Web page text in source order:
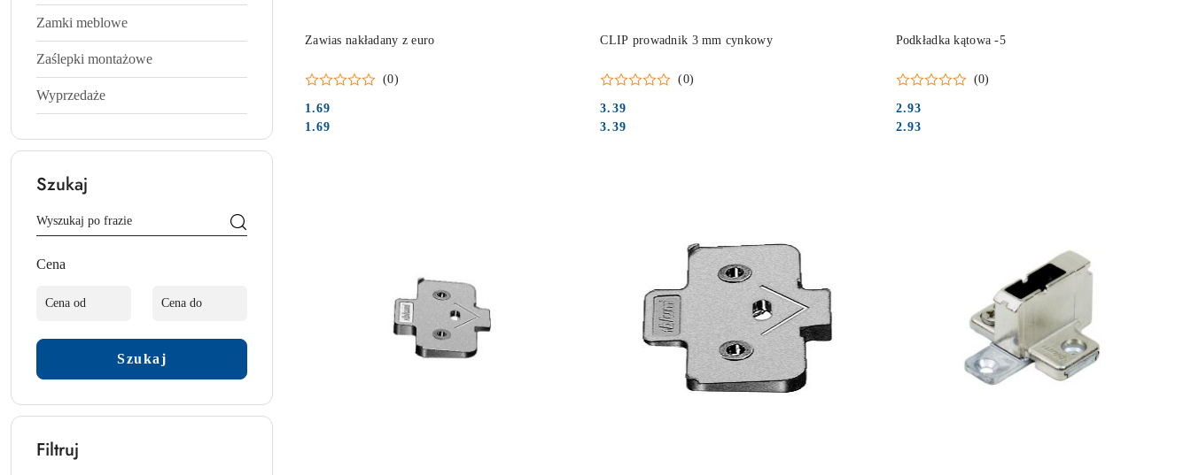
Zamki meblowe
Zaślepki montażowe
Wyprzedaże
Szukaj
Cena
Szukaj
Filtruj
Zawias nakładany z euro
(0)
Cena:
1.69
Cena:
1.69
CLIP prowadnik 3 mm cynkowy
(0)
Cena:
3.39
Cena:
3.39
DO KOSZYKA
Podkładka kątowa -5
(0)
Cena:
2.93
Cena:
2.93